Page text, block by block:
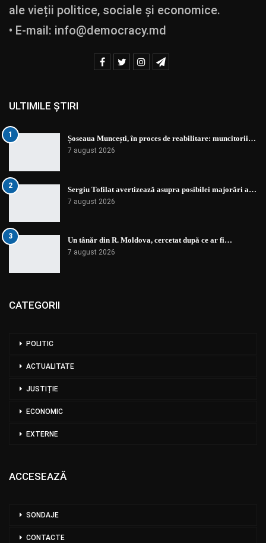
ale vieții politice, sociale și economice.
• E-mail: info@democracy.md
ULTIMILE ȘTIRI
1 Șoseaua Muncești, în proces de reabilitare: muncitorii…
7 august 2026
2 Sergiu Tofilat avertizează asupra posibilei majorări a…
7 august 2026
3 Un tânăr din R. Moldova, cercetat după ce ar fi…
7 august 2026
CATEGORII
POLITIC
ACTUALITATE
JUSTIȚIE
ECONOMIC
EXTERNE
ACCESEAZĂ
SONDAJE
CONTACTE